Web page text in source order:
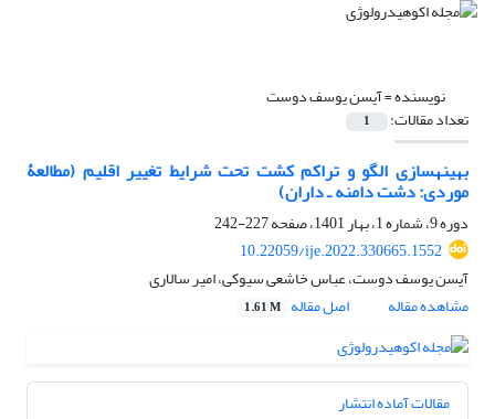
نویسنده =آیسن یوسف دوست
تعداد مقالات: 1
بهینه‏سازی الگو و تراکم کشت تحت شرایط تغییر اقلیم (مطالعۀ
موردی: دشت دامنه ـ داران)
دوره 9، شماره 1، بهار 1401، صفحه
227-242
10.22059/ije.2022.330665.1552
آیسن یوسف دوست، عباس خاشعی سیوکی، امیر سالاری
مشاهده مقاله
اصل مقاله 1.61 M
مقالات آماده انتشار